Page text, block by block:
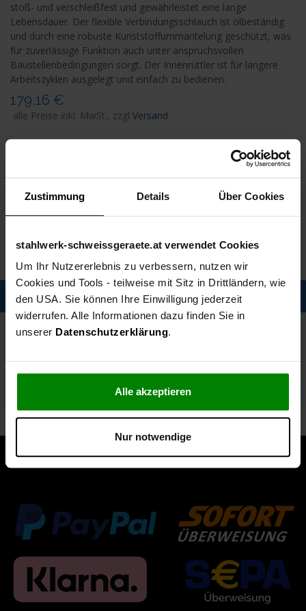
Zustimmung Details Über Cookies
stahlwerk-schweissgeraete.at verwendet Cookies
Um Ihr Nutzererlebnis zu verbessern, nutzen wir
Cookies und Tools - teilweise mit Sitz in Drittländern, wie
den USA. Sie können Ihre Einwilligung jederzeit
widerrufen. Alle Informationen dazu finden Sie in
unserer Datenschutzerklärung.
Alle akzeptieren
Nur notwendige
stoß- und verschleißfest und gewährleistet eine lange
Lebensdauer. Der flexible Verbindungsschlauch ist ölbeständig
und durch eine robuste Kunststoffummantelung geschützt, was
für zuverlässige Funktion auch unter anspruchsvollen
Baustellenbedingungen sorgt. Der Innenrüttler ist für längere
Arbeitszyklen ausgelegt und einfach zu bedienen.
179,16 €
alle Preise inkl. MwSt., zzgl Versand
in den Warenkorb
auf die Wunschliste Teilen
Versand: 6-8 Werktage
Description
Spezifikationen
Technische Daten